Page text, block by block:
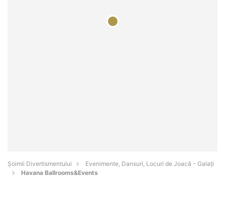
Şoimii Divertismentului
Evenimente, Dansuri, Locuri de Joacă - Galaţi
Havana Ballrooms&Events